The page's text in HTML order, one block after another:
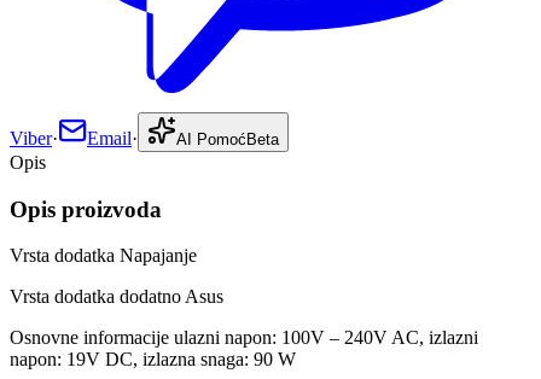
Viber· Email· AI Pomoć Beta
Opis
Opis proizvoda
Vrsta dodatka Napajanje
Vrsta dodatka dodatno Asus
Osnovne informacije ulazni napon: 100V – 240V AC, izlazni
napon: 19V DC, izlazna snaga: 90 W